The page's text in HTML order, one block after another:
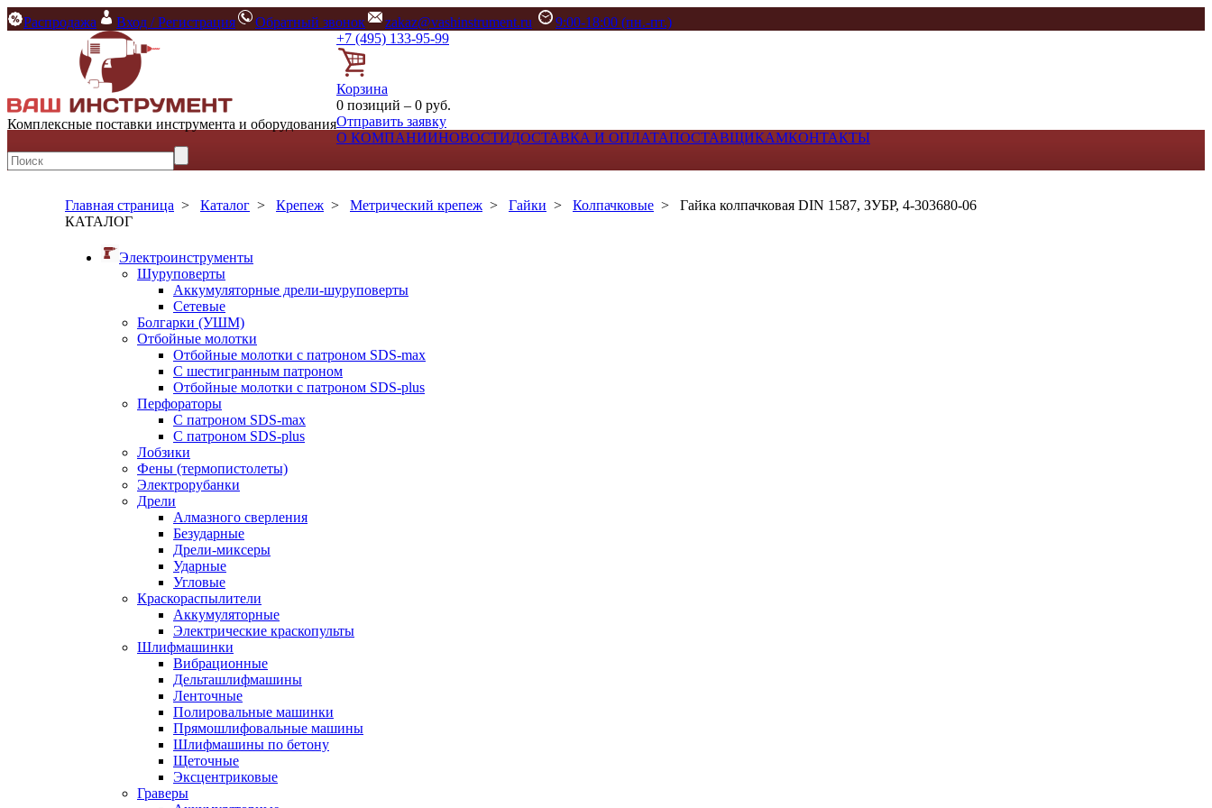
Распродажа Вход / Регистрация Обратный звонок zakaz@vashinstrument.ru 9:00-18:00 (пн.-пт.)
Комплексные поставки инструмента и оборудования
+7 (495) 133-95-99
Корзина
0 позиций – 0 руб.
Отправить заявку
О КОМПАНИИНОВОСТИДОСТАВКА И ОПЛАТАПОСТАВЩИКАМКОНТАКТЫ
Главная страница > Каталог > Крепеж > Метрический крепеж > Гайки > Колпачковые > Гайка колпачковая DIN 1587, ЗУБР, 4-303680-06
КАТАЛОГ
Электроинструменты
Шуруповерты
Аккумуляторные дрели-шуруповерты
Сетевые
Болгарки (УШМ)
Отбойные молотки
Отбойные молотки с патроном SDS-max
С шестигранным патроном
Отбойные молотки с патроном SDS-plus
Перфораторы
С патроном SDS-max
С патроном SDS-plus
Лобзики
Фены (термопистолеты)
Электрорубанки
Дрели
Алмазного сверления
Безударные
Дрели-миксеры
Ударные
Угловые
Краскораспылители
Аккумуляторные
Электрические краскопульты
Шлифмашинки
Вибрационные
Дельташлифмашины
Ленточные
Полировальные машинки
Прямошлифовальные машины
Шлифмашины по бетону
Щеточные
Эксцентриковые
Граверы